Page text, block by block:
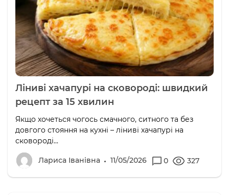
Ліниві хачапурі на сковороді: швидкий
рецепт за 15 хвилин
Якщо хочеться чогось смачного, ситного та без
довгого стояння на кухні – ліниві хачапурі на
сковороді...
Лариса Іванівна 11/05/2026 0 327